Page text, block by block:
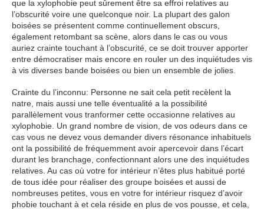
que la xylophobie peut sûrement être sa effroi relatives au
l’obscurité voire une quelconque noir. La plupart des galon
boisées se présentent comme continuellement obscurs,
également retombant sa scène, alors dans le cas ou vous
auriez crainte touchant à l’obscurité, ce se doit trouver apporter
entre démocratiser mais encore en rouler un des inquiétudes vis
à vis diverses bande boisées ou bien un ensemble de jolies.
Crainte du l’inconnu: Personne ne sait cela petit recèlent la
natre, mais aussi une telle éventualité a la possibilité
parallèlement vous tranformer cette occasionne relatives au
xylophobie. Un grand nombre de vision, de vos odeurs dans ce
cas vous ne devez vous demander divers résonance inhabituels
ont la possibilité de fréquemment avoir apercevoir dans l’écart
durant les branchage, confectionnant alors une des inquiétudes
relatives. Au cas où votre for intérieur n’êtes plus habitué porté
de tous idée pour réaliser des groupe boisées et aussi de
nombreuses petites, vous en votre for intérieur risquez d’avoir
phobie touchant à et cela réside en plus de vos pousse, et cela,